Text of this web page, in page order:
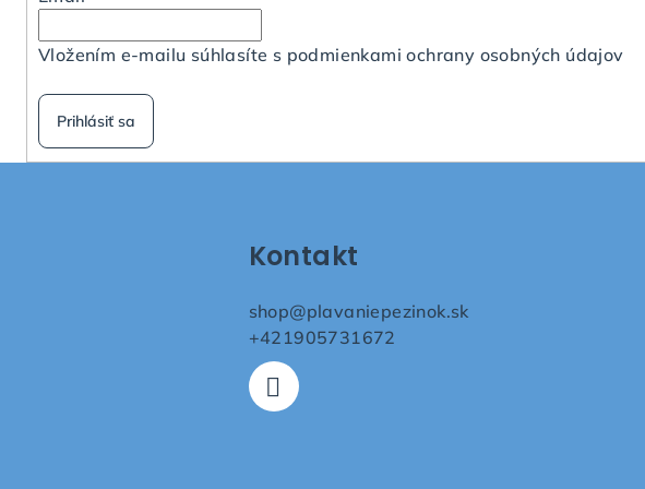
Vložením e-mailu súhlasíte s podmienkami ochrany osobných údajov
Prihlásiť sa
Kontakt
shop@plavaniepezinok.sk
+421905731672